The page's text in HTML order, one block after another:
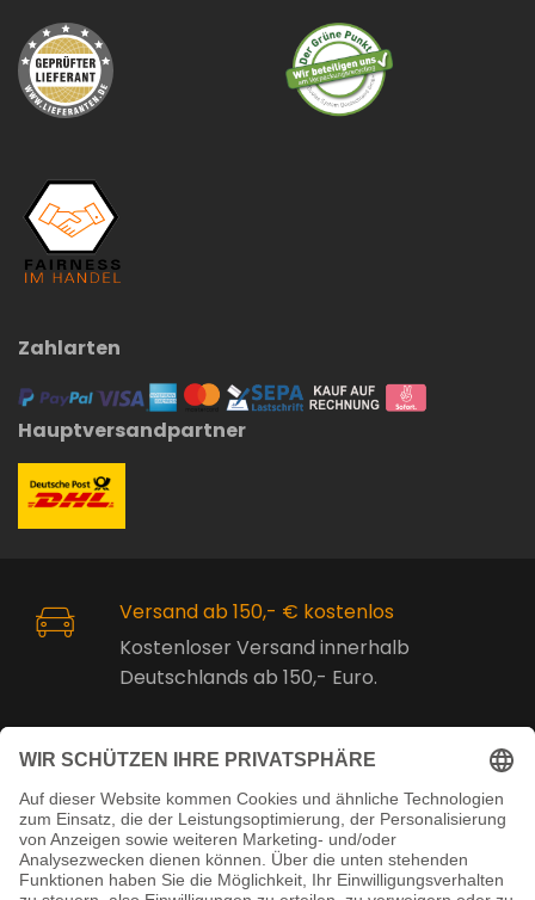
Zahlarten
Hauptversandpartner
Versand ab 150,- € kostenlos
Kostenloser Versand innerhalb
Deutschlands ab 150,- Euro.
Online Support
Kostenlose Beratung vor und nach
dem Kauf!